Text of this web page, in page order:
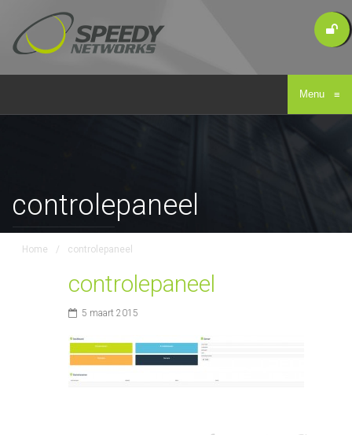
Menu ≡
controlepaneel
Home / controlepaneel
controlepaneel
5 maart 2015